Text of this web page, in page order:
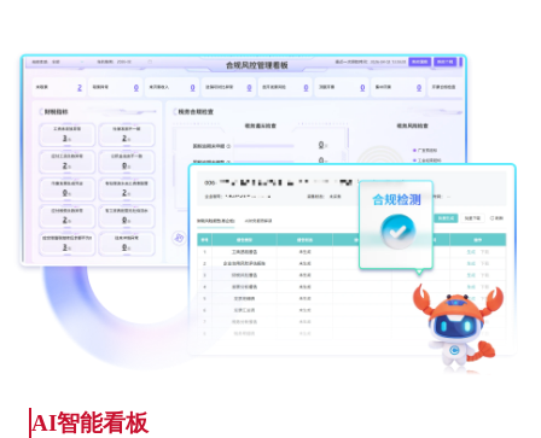
AI智能看板